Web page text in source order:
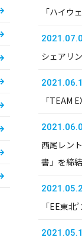
「ハイウ
シェアリ
「TEAM
西尾レン
書」を締
「EE東